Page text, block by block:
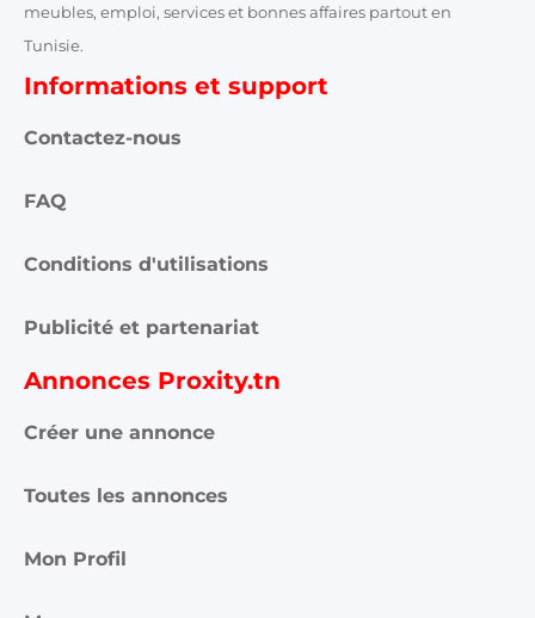
meubles, emploi, services et bonnes affaires partout en
Tunisie.
Informations et support
Contactez-nous
FAQ
Conditions d'utilisations
Publicité et partenariat
Annonces Proxity.tn
Créer une annonce
Toutes les annonces
Mon Profil